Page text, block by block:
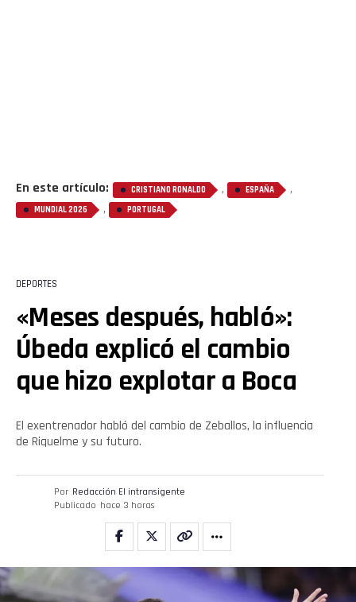
En este artículo: CRISTIANO RONALDO , ESPAÑA ,
MUNDIAL 2026 , PORTUGAL
DEPORTES
«Meses después, habló»:
Úbeda explicó el cambio
que hizo explotar a Boca
El exentrenador habló del cambio de Zeballos, la influencia
de Riquelme y su futuro.
Por Redacción El intransigente
Publicado hace 3 horas